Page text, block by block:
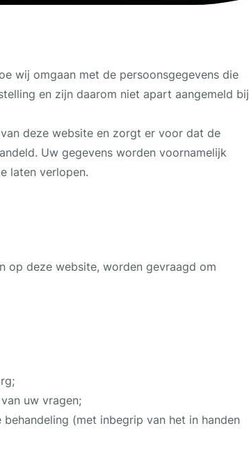
wij omgaan met de persoonsgegevens die
en zijn daarom niet apart aangemeld bij
deze website en zorgt er voor dat de
Uw gegevens worden voornamelijk
laten verlopen.
op deze website, worden gevraagd om
uw vragen;
(met inbegrip van het in handen